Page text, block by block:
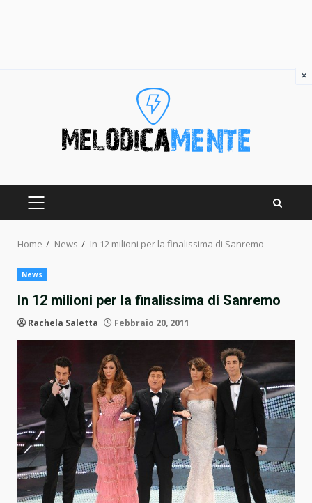
PRIMARY
Home News In 12 milioni per la finalissima di Sanremo
News
In 12 milioni per la finalissima di Sanremo
Rachela Saletta Febbraio 20, 2011
×